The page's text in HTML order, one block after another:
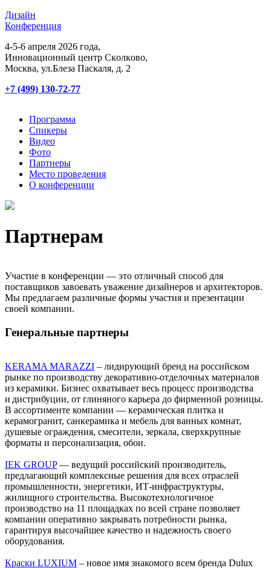
Дизайн
Конференция
4-5-6 апреля 2026 года,
Инновационный центр Сĸолĸово,
Мосĸва, ул.Блеза Пасĸаля, д. 2
+7 (499) 130-72-77
Программа
Спикеры
Видео
Фото
Партнеры
Место проведения
О конференции
Партнерам
Участие в конференции — это отличный способ для
поставщиков завоевать уважение дизайнеров и архитекторов.
Мы предлагаем различные формы участия и презентации
своей компании.
Генеральные партнеры
KERAMA MARAZZI – лидирующий бренд на российском
рынке по производству декоративно-отделочных материалов
из керамики. Бизнес охватывает весь процесс производства
и дистрибуции, от глиняного карьера до фирменной розницы.
В ассортименте компании — керамическая плитка и
керамогранит, санкерамика и мебель для ванных комнат,
душевые ограждения, смесители, зеркала, сверхкрупные
форматы и персонализация, обои.
IEK GROUP— ведущий российский производитель,
предлагающий комплексные решения для всех отраслей
промышленности, энергетики, ИТ-инфраструктуры,
жилищного строительства. Высокотехнологичное
производство на 11 площадках по всей стране позволяет
компании оперативно закрывать потребности рынка,
гарантируя высочайшее качество и надежность своего
оборудования.
Краски LUXIUM – новое имя знакомого всем бренда Dulux